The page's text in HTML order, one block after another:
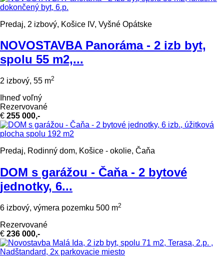
Predaj, 2 izbový, Košice IV, Vyšné Opátske
NOVOSTAVBA Panoráma - 2 izb byt,
spolu 55 m2,...
2 izbový, 55 m2
Ihneď voľný
Rezervované
€ 255 000,-
Predaj, Rodinný dom, Košice - okolie, Čaňa
DOM s garážou - Čaňa - 2 bytové
jednotky, 6...
6 izbový, výmera pozemku 500 m2
Rezervované
€ 236 000,-